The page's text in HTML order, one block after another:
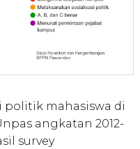
mahasiswa di
angkatan 2012-
survey